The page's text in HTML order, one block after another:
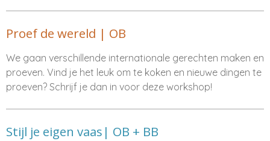
Proef de wereld | OB
We gaan verschillende internationale gerechten maken en
proeven. Vind je het leuk om te koken en nieuwe dingen te
proeven? Schrijf je dan in voor deze workshop!
Stijl je eigen vaas| OB + BB